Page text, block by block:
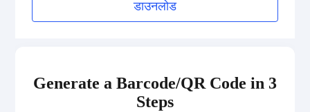
GS1 2D Codes
डाउनलोड
Generate a Barcode/QR Code in 3
Steps